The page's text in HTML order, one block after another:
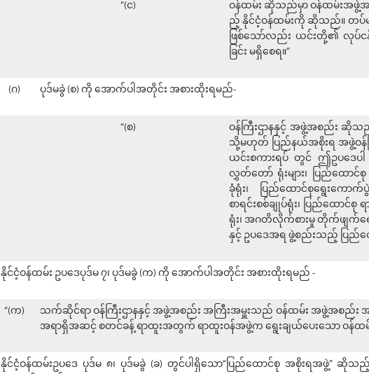
“(င)
ဝန်ထမ်း ဆိုသည်မှာ ဝန်ထမ်းအဖွဲ့အ
ည့် နိုင်ငံ့ဝန်ထမ်းကို ဆိုသည်။ တပ်မတေ
ဖြစ်သော်လည်း ယင်းတို့၏ လုပ်င
ခြင်း မရှိစေရ။”
(ဂ) ပုဒ်မခွဲ (စ) ကို အောက်ပါအတိုင်း အစားထိုးရမည်-
“(စ)
ဝန်ကြီးဌာနနှင့် အဖွဲ့အစည်း ဆိုသ
သို့မဟုတ် ပြည်နယ်အစိုးရ အဖွဲ့ဝန်
ယင်းစကားရပ် တွင် ဤဥပဒေပါ
လွှတ်တော် ရုံးများ၊ ပြည်ထောင်
ခုံရုံး၊ ပြည်ထောင်စုရွေးကော
စာရင်းစစ်ချုပ်ရုံး၊ ပြည်ထောင်
ရုံး၊ အဂတိလိုက်စားမှု တိုက်ဖျက်ရေ
နှင့် ဥပဒေအရ ဖွဲ့စည်းသည့် ပြည်ထ
နိုင်ငံ့ဝန်ထမ်း ဥပဒေပုဒ်မ ၇၊ ပုဒ်မခွဲ (က) ကို အောက်ပါအတိုင်း အစားထိုးရမည် -
“(က)
သက်ဆိုင်ရာ ဝန်ကြီးဌာနနှင့် အဖွဲ့အစည်း အကြီးအမှူးသည် ဝန်ထမ်း အဖွဲ့အစည်
အရာရှိအဆင့် စတင်ခန့် ရာထူးအတွက် ရာထူးဝန်အဖွဲ့က ရွေးချယ်ပေးသော ဝန်ထမ်း
နိုင်ငံ့ဝန်ထမ်းဥပဒေ ပုဒ်မ ၈၊ ပုဒ်မခွဲ (ခ) တွင်ပါရှိသော“ပြည်ထောင်စု အစိုးရအဖွဲ့” ဆို